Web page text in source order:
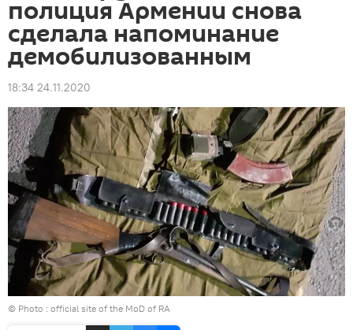
полиция Армении снова
сделала напоминание
демобилизованным
18:34 24.11.2020
© Photo : official site of the MoD of RA